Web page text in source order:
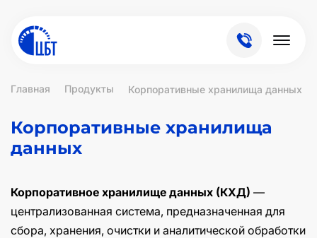
Главная Продукты Корпоративные хранилища данных
Корпоративные хранилища
данных
Корпоративное хранилище данных (КХД) —
централизованная система, предназначенная для
сбора, хранения, очистки и аналитической обработки